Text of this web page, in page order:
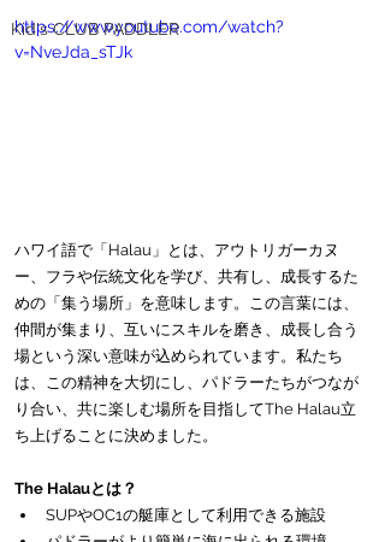
Kid's CLUB PADDLER
https://www.youtube.com/watch?
v=NveJda_sTJk
ハワイ語で「Halau」とは、アウトリガーカヌ
ー、フラや伝統文化を学び、共有し、成長するた
めの「集う場所」を意味します。この言葉には、
仲間が集まり、互いにスキルを磨き、成長し合う
場という深い意味が込められています。私たち
は、この精神を大切にし、パドラーたちがつなが
り合い、共に楽しむ場所を目指してThe Halau立
ち上げることに決めました。
The Halauとは？
SUPやOC1の艇庫として利用できる施設